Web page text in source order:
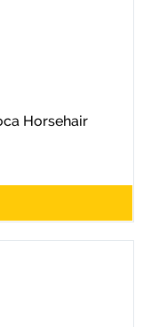
Horsehair